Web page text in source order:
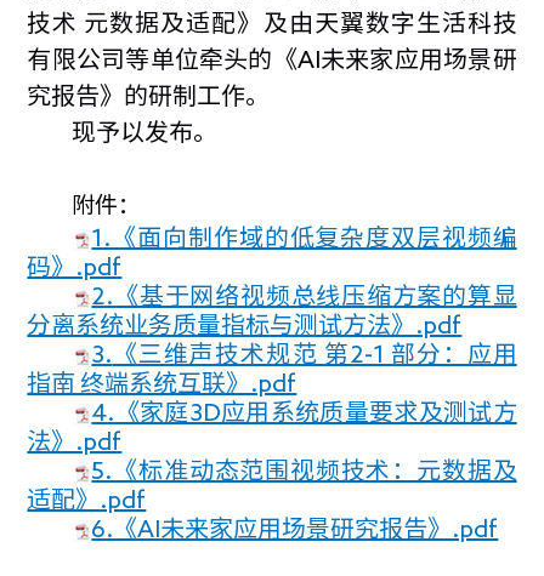
技术 元数据及适配》及由天翼数字生活科技
有限公司等单位牵头的《AI未来家应用场景研
究报告》的研制工作。
现予以发布。
附件：
1.《面向制作域的低复杂度双层视频编
码》.pdf
2.《基于网络视频总线压缩方案的算显
分离系统业务质量指标与测试方法》.pdf
3. 《三维声技术规范 第2-1 部分：应用
指南 终端系统互联》.pdf
4.《家庭3D应用系统质量要求及测试方
法》.pdf
5.《标准动态范围视频技术：元数据及
适配》.pdf
6.《AI未来家应用场景研究报告》.pdf